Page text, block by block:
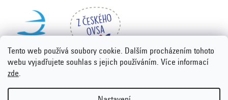
Tento web používá soubory cookie. Dalším procházením tohoto
webu vyjadřujete souhlas s jejich používáním. Více informací
zde.
Vytvořil Shoptet Premium